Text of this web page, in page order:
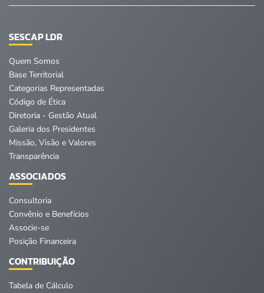
SESCAP LDR
Quem Somos
Base Territorial
Categorias Representadas
Código de Ética
Diretoria - Gestão Atual
Galeria dos Presidentes
Missão, Visão e Valores
Transparência
ASSOCIADOS
Consultoria
Convênio e Benefícios
Associe-se
Posição Financeira
CONTRIBUIÇÃO
Tabela de Cálculo